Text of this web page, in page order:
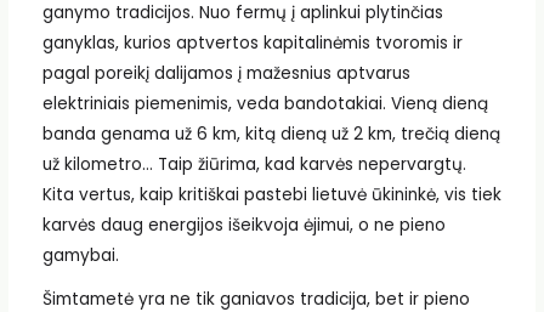
ganymo tradicijos. Nuo fermų į aplinkui plytinčias
ganyklas, kurios aptvertos kapitalinėmis tvoromis ir
pagal poreikį dalijamos į mažesnius aptvarus
elektriniais piemenimis, veda bandotakiai. Vieną dieną
banda genama už 6 km, kitą dieną už 2 km, trečią dieną
už kilometro… Taip žiūrima, kad karvės nepervargtų.
Kita vertus, kaip kritiškai pastebi lietuvė ūkininkė, vis tiek
karvės daug energijos išeikvoja ėjimui, o ne pieno
gamybai.
Šimtametė yra ne tik ganiavos tradicija, bet ir pieno